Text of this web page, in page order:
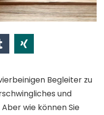
Begleiter zu
und
wie können Sie